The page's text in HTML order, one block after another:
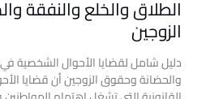
الطلاق والخلع والنفقة
الزوجين
دليل شامل لقضايا الأحوال الشخصية
والحضانة وحقوق الزوجين أن قضايا